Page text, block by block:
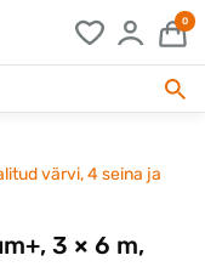
0
värvi, 4 seina ja
3 × 6 m,